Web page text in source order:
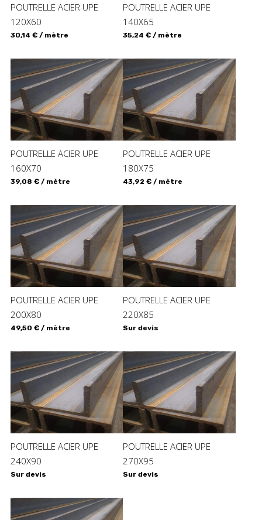
POUTRELLE ACIER UPE
120X60
30,14 € / mètre
POUTRELLE ACIER UPE
140X65
35,24 € / mètre
POUTRELLE ACIER UPE
160X70
39,08 € / mètre
POUTRELLE ACIER UPE
180X75
43,92 € / mètre
POUTRELLE ACIER UPE
200X80
49,50 € / mètre
POUTRELLE ACIER UPE
220X85
Sur devis
POUTRELLE ACIER UPE
240X90
Sur devis
POUTRELLE ACIER UPE
270X95
Sur devis